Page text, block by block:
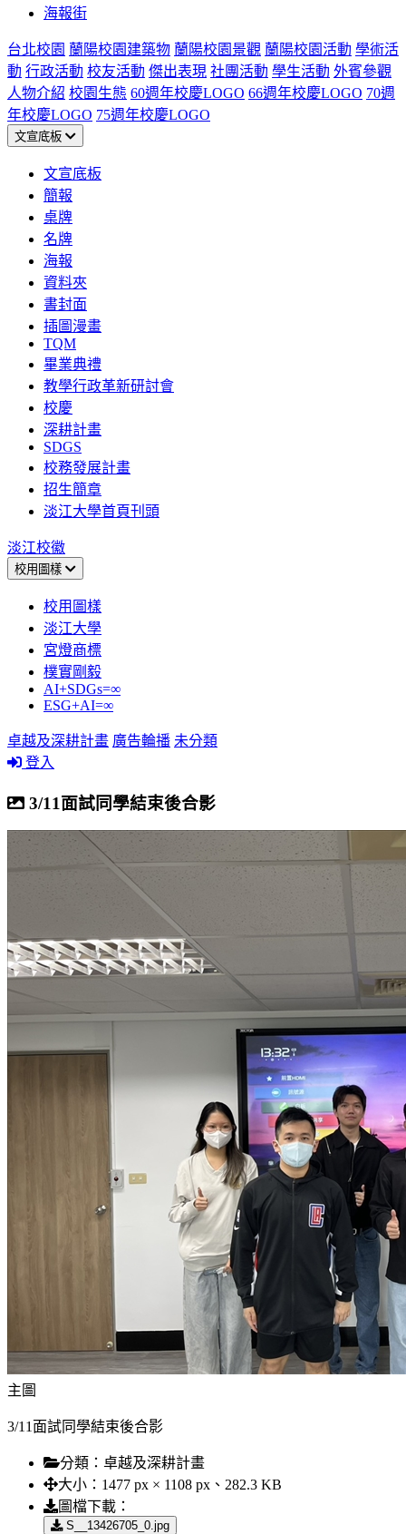
海報街
台北校園 蘭陽校園建築物 蘭陽校園景觀 蘭陽校園活動 學術活
動 行政活動 校友活動 傑出表現 社團活動 學生活動 外賓參觀
人物介紹 校園生態 60週年校慶LOGO 66週年校慶LOGO 70週
年校慶LOGO 75週年校慶LOGO
文宣底板
文宣底板
簡報
桌牌
名牌
海報
資料夾
書封面
插圖漫畫
TQM
畢業典禮
教學行政革新研討會
校慶
深耕計畫
SDGS
校務發展計畫
招生簡章
淡江大學首頁刊頭
淡江校徽
校用圖樣
校用圖樣
淡江大學
宮燈商標
樸實剛毅
AI+SDGs=∞
ESG+AI=∞
卓越及深耕計畫 廣告輪播 未分類
登入
3/11面試同學結束後合影
主圖
3/11面試同學結束後合影
分類： 卓越及深耕計畫
大小： 1477 px × 1108 px、282.3 KB
圖檔下載：
S__13426705_0.jpg